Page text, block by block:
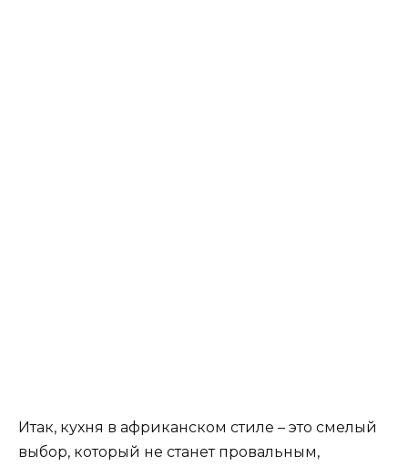
Итак, кухня в африканском стиле – это смелый
выбор, который не станет провальным,